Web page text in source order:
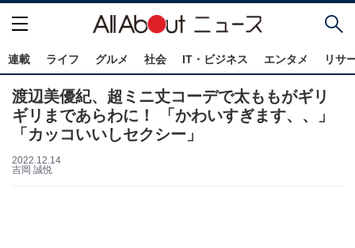
連載 ライフ グルメ 社会 IT・ビジネス エンタメ リサ
渡辺美優紀、超ミニ丈コーデで太ももがギリ
ギリまであらわに！ 「かわいすぎます、、」
「カッコいいしセクシー」
2022.12.14
吉岡 誠悦